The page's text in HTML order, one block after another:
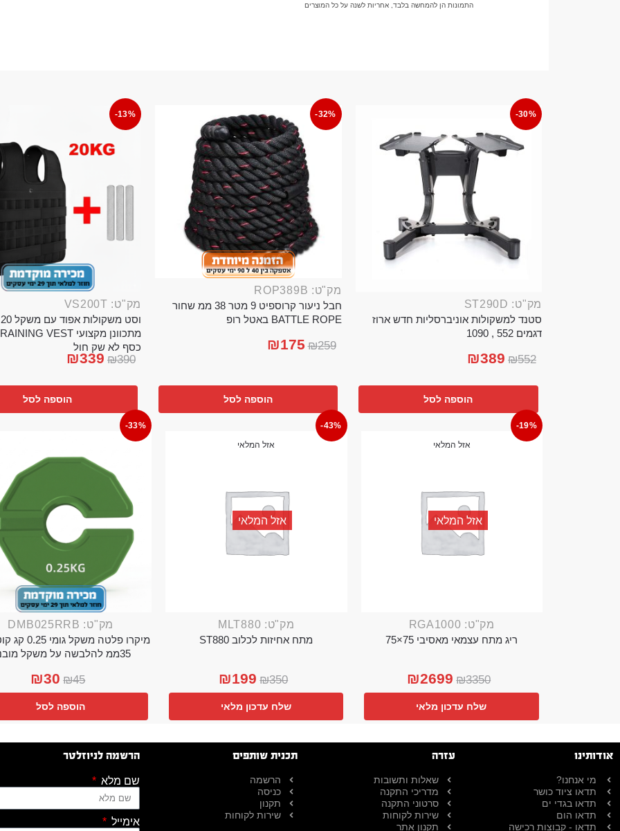
התמונות הן להמחשה בלבד, אחריות לשנה על כל המוצרים
-30%
מק"ט: ST290D
סטנד למשקולות אוניברסליות חדש ארוז
דגמים 552 , 1090
₪552
₪389
הוספה לסל
-32%
מק"ט: ROP389B
חבל ניעור קרוספיט 9 מטר 38 ממ שחור
BATTLE ROPE באטל רופ
₪259
₪175
הוספה לסל
-13%
מק"ט: VS200T
כסף לא שק חול
₪390
₪339
הוספה לסל
-19%
אזל המלאי
אזל המלאי
מק"ט: RGA1000
ריג מתח עצמאי מאסיבי 75×75
₪3350
₪2699
שלח עדכון מלאי
-43%
אזל המלאי
אזל המלאי
מק"ט: MLT880
מתח אחיזות לכלוב ST880
₪350
₪199
שלח עדכון מלאי
-33%
מק"ט: DMB025RRB
מיקרו פלטה
35ממ להלבשה על משקל מובנה
₪45
₪30
הוספה לסל
אודותינו
מי אנחנו?
תדאו ציוד כושר
תדאו בגדי ים
תדאו הום
תדאו - קבוצות רכישה
עזרה
שאלות ותשובות
מדריכי התקנה
סרטוני התקנה
שירות לקוחות
תקנון אתר
תכנית שותפים
הרשמה
כניסה
תקנון
שירות לקוחות
הרשמה לניוזלטר
שם מלא
אימייל